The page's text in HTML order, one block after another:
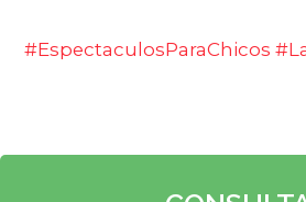
#EspectaculosParaChicos